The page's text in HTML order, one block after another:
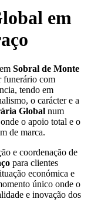
em
Sobral de Monte
funerário com
tendo em
o carácter e a
Global num
o apoio total e o
de marca.
e coordenação de
para clientes
económica e
único onde o
e inovação dos